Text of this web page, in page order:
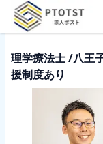
理学療法士 /八王
援制度あり